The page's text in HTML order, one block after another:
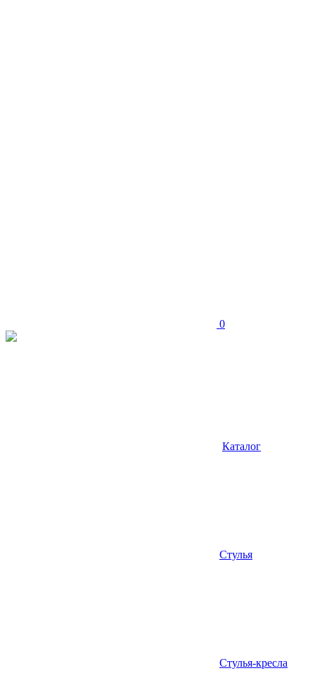
0
Каталог
Стулья
Стулья-кресла